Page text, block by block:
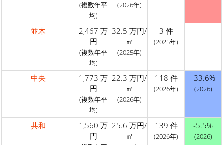
(複数年平
均)
(2026年)
並木
2,467 万
円
(複数年平
均)
32.5 万円/
㎡
(2025年)
3 件
(2025年)
-
中央
1,773 万
円
(複数年平
均)
22.3 万円/
㎡
(2026年)
118 件
(2026年)
-33.6%
(2026)
共和
1,560 万
円
25.6 万円/
㎡
139 件
(2026年)
-5.5%
(2026)